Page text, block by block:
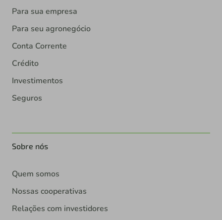
Para sua empresa
Para seu agronegócio
Conta Corrente
Crédito
Investimentos
Seguros
Sobre nós
Quem somos
Nossas cooperativas
Relações com investidores